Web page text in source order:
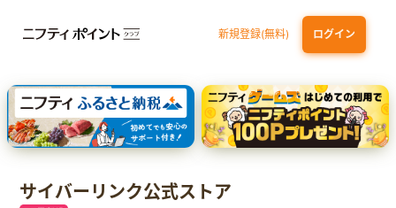
新規登録(無料) ログイン
dカード GOLD 三井住友カード ゴールド（NL）（家族カード発行）
【実質初月無料】DMM | Disney+(ディズニープラス) セットプラン
SBI証券 確定拠出年金（iDeCo）
サイバーリンク公式ストア